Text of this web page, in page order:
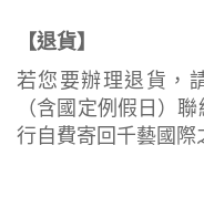
【退貨】
若您要辦理退貨，
（含國定例假日）
行自費寄回千藝國際